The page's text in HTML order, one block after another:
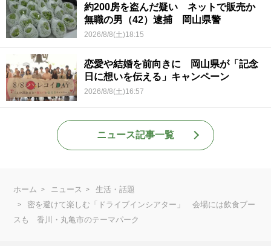
約200房を盗んだ疑い ネットで販売か
無職の男（42）逮捕 岡山県警
2026/8/8(土)18:15
恋愛や結婚を前向きに 岡山県が「記念
日に想いを伝える」キャンペーン
2026/8/8(土)16:57
ニュース記事一覧
ホーム ニュース
生活・話題
密を避けて楽しむ「ドライブインシアター」 会場には飲食ブー
スも 香川・丸亀市のテーマパーク